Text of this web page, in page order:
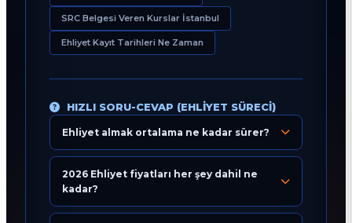
SRC Belgesi Veren Kurslar İstanbul
Ehliyet Kayıt Tarihleri Ne Zaman
HIZLI SORU-CEVAP (EHLIYET SÜRECI)
Ehliyet almak ortalama ne kadar sürer?
2026 Ehliyet fiyatları her şey dahil ne
kadar?
Eğitim Danışmanı
Bugün 13:14